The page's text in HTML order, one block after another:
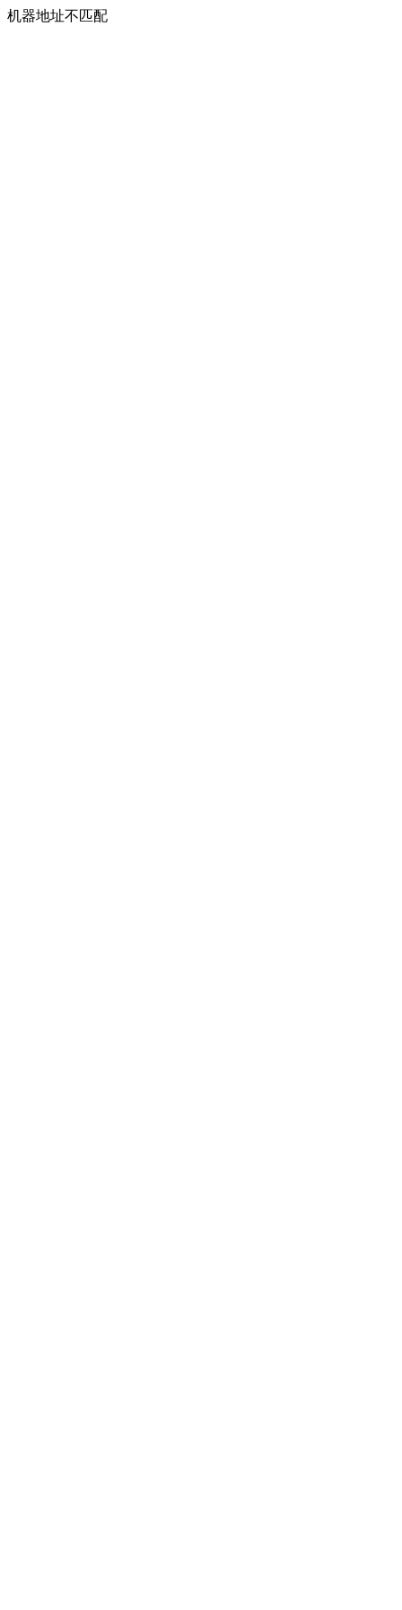
机器地址不匹配